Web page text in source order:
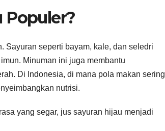
Populer?
Sayuran seperti bayam, kale, dan seledri
Minuman ini juga membantu
Di Indonesia, di mana pola makan sering
nutrisi.
yang segar, jus sayuran hijau menjadi